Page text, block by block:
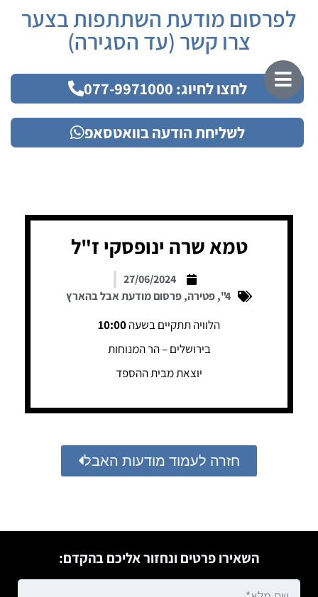
לפרסום מודעת השתתפות בצער
צרו קשר (עד הסגירה)
לחצו לחיוג: 077-9971000
לשליחת הודעה בוואטסאפ
טמא שרה ינופסקי ז"ל
27/06/2024
4"
,פטירה,פרסום מודעת אבל בהארץ
הלוויה תתקיים בשעה10:00
בירושלים – הר המנוחות
יוצאת מבית ההספד
חזרה לעמוד מודעות האבל
השאירו פרטים ונחזור אליכם בהקדם: